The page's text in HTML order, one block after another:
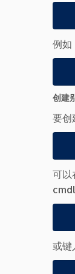
例如
创建
要创
可以
或键